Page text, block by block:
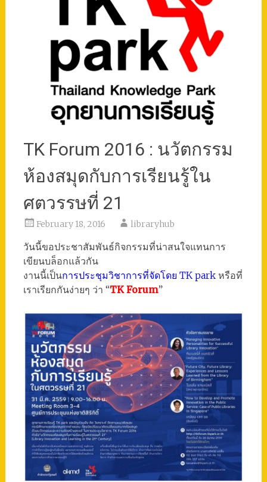
TK Forum 2016 : นวัตกรรม
ห้องสมุดกับการเรียนรู้ใน
ศตวรรษที่ 21
February 18, 2016 libraryhub
วันนี้ขอประชาสัมพันธ์กิจกรรมที่น่าสนใจแทนการ
เขียนบล็อกแล้วกัน
งานนี้เป็นการประชุมวิชาการที่จัดโดย TK parkหรือที่
เราเรียกกันง่ายๆ ว่า “TK Forum”